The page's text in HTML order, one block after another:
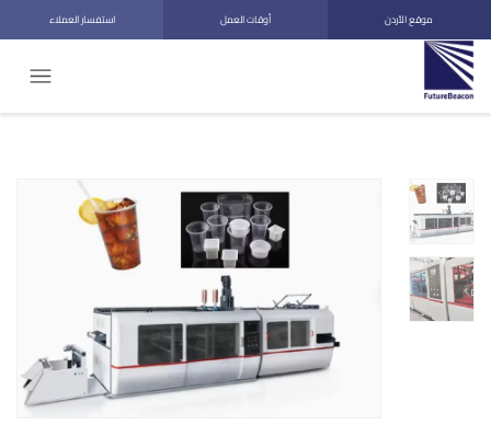
موقع الأردن أوقات العمل استفسار العملاء